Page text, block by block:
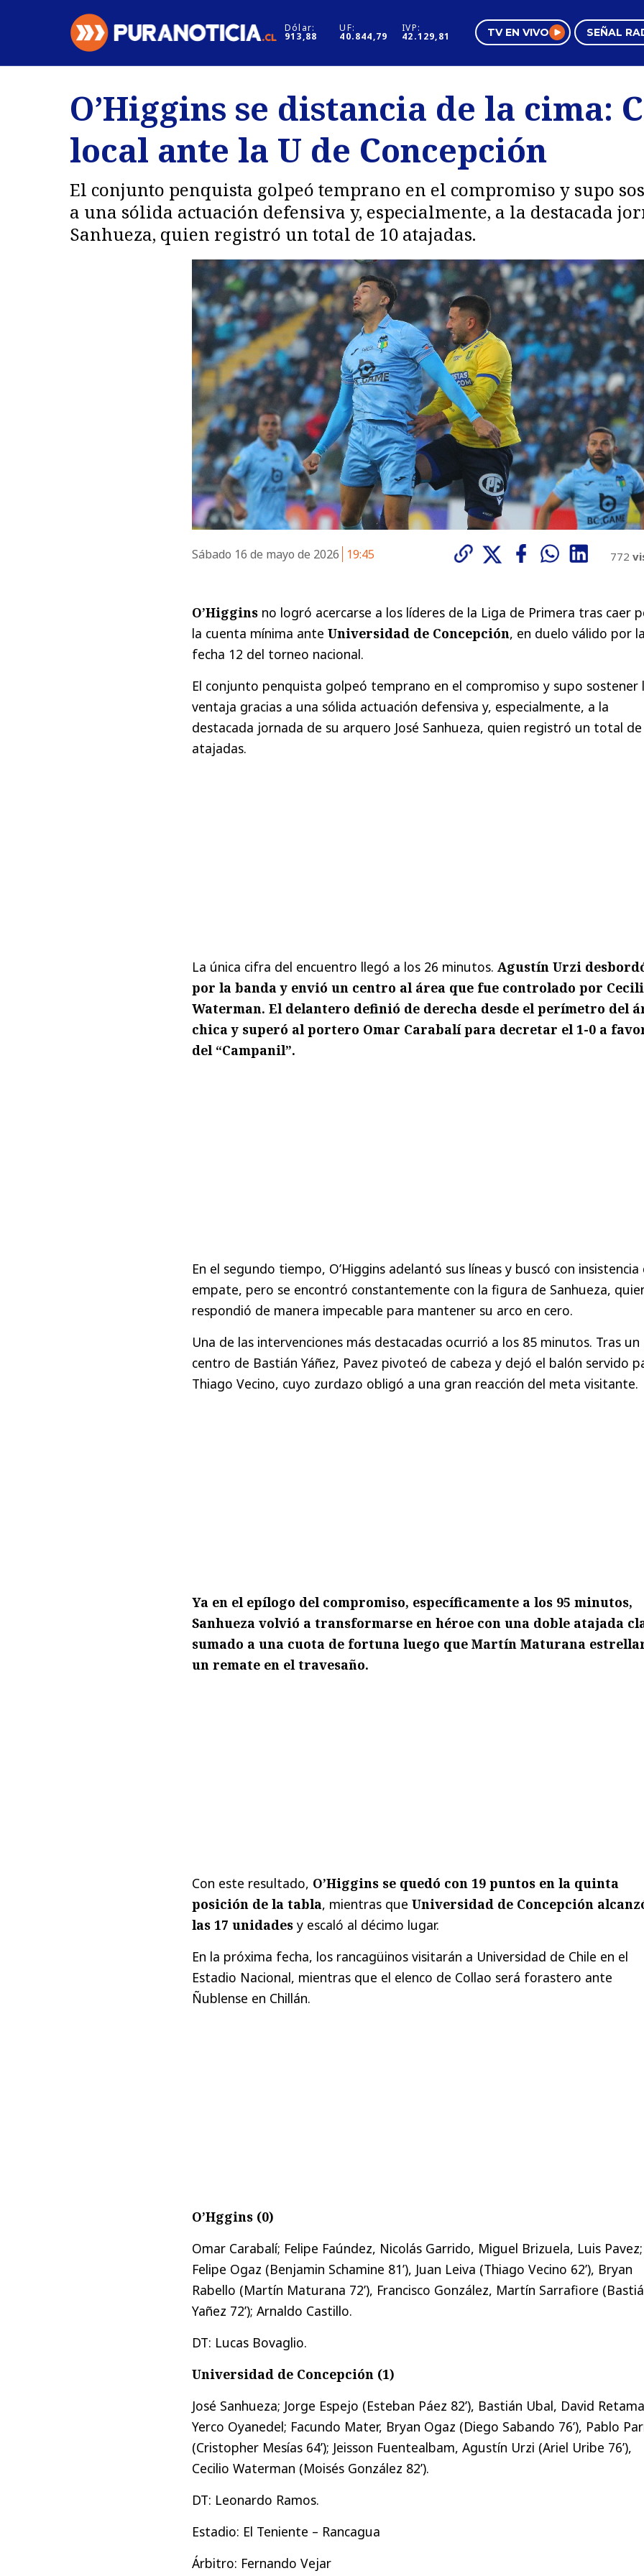
Dólar:
913,88
UF:
40.844,79
IVP:
42.129,81 TV EN VIVO SEÑAL
Regiones
Deportes
Internacional
Motores
Negocios
Pura Mujer
O’Higgins se distancia de la cima:
local ante la U de Concepción
El conjunto penquista golpeó temprano en el compromiso y supo
a una sólida actuación defensiva y, especialmente, a la destacada
Sanhueza, quien registró un total de 10 atajadas.
Sábado 16 de mayo de 2026 19:45 772
O’Higgins no logró acercarse a los líderes de la Liga de Primera tras caer
la cuenta mínima ante Universidad de Concepción, en duelo válido por la
fecha 12 del torneo nacional.
El conjunto penquista golpeó temprano en el compromiso y supo sostener
ventaja gracias a una sólida actuación defensiva y, especialmente, a la
destacada jornada de su arquero José Sanhueza, quien registró un total
atajadas.
La única cifra del encuentro llegó a los 26 minutos. Agustín Urzi
por la banda y envió un centro al área que fue controlado por
Waterman. El delantero definió de derecha desde el perímetro del
chica y superó al portero Omar Carabalí para decretar el 1-0 a
del “Campanil”.
En el segundo tiempo, O’Higgins adelantó sus líneas y buscó con insistencia
empate, pero se encontró constantemente con la figura de Sanhueza,
respondió de manera impecable para mantener su arco en cero.
Una de las intervenciones más destacadas ocurrió a los 85 minutos. Tras un
centro de Bastián Yáñez, Pavez pivoteó de cabeza y dejó el balón servido
Thiago Vecino, cuyo zurdazo obligó a una gran reacción del meta visitante.
Ya en el epílogo del compromiso, específicamente a los 95 minutos,
Sanhueza volvió a transformarse en héroe con una doble atajada
sumado a una cuota de fortuna luego que Martín Maturana
un remate en el travesaño.
Con este resultado, O’Higgins se quedó con 19 puntos en la quinta
posición de la tabla, mientras que Universidad de Concepción
las 17 unidades y escaló al décimo lugar.
En la próxima fecha, los rancagüinos visitarán a Universidad de Chile en el
Estadio Nacional, mientras que el elenco de Collao será forastero ante
Ñublense en Chillán.
O’Hggins (0)
Omar Carabalí; Felipe Faúndez, Nicolás Garrido, Miguel Brizuela, Luis Pavez;
Felipe Ogaz (Benjamin Schamine 81’), Juan Leiva (Thiago Vecino 62’), Bryan
Rabello (Martín Maturana 72’), Francisco González, Martín Sarrafiore
Yañez 72’); Arnaldo Castillo.
DT: Lucas Bovaglio.
Universidad de Concepción (1)
José Sanhueza; Jorge Espejo (Esteban Páez 82’), Bastián Ubal, David
Yerco Oyanedel; Facundo Mater, Bryan Ogaz (Diego Sabando 76’), Pablo
(Cristopher Mesías 64’); Jeisson Fuentealbam, Agustín Urzi (Ariel Uribe 76’),
Cecilio Waterman (Moisés González 82’).
DT: Leonardo Ramos.
Estadio: El Teniente – Rancagua
Árbitro: Fernando Vejar